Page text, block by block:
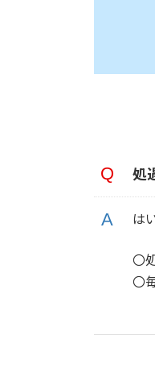
処
は
〇
〇